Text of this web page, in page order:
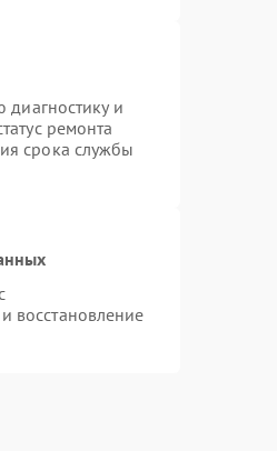
диагностику и
ремонта
срока службы
восстановление